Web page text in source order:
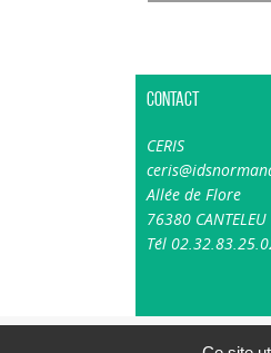
Contact
CERIS
Allée de Flore
76380 CANTELEU
Tél